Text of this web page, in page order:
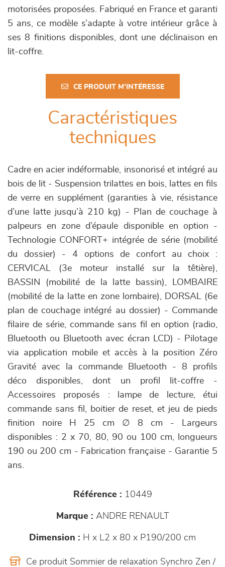
motorisées proposées. Fabriqué en France et garanti
5 ans, ce modèle s’adapte à votre intérieur grâce à
ses 8 finitions disponibles, dont une déclinaison en
lit-coffre.
CE PRODUIT M'INTÉRESSE
Caractéristiques
techniques
Cadre en acier indéformable, insonorisé et intégré au
bois de lit - Suspension trilattes en bois, lattes en fils
de verre en supplément (garanties à vie, résistance
d’une latte jusqu’à 210 kg) - Plan de couchage à
palpeurs en zone d’épaule disponible en option -
Technologie CONFORT+ intégrée de série (mobilité
du dossier) - 4 options de confort au choix :
CERVICAL (3e moteur installé sur la têtière),
BASSIN (mobilité de la latte bassin), LOMBAIRE
(mobilité de la latte en zone lombaire), DORSAL (6e
plan de couchage intégré au dossier) - Commande
filaire de série, commande sans fil en option (radio,
Bluetooth ou Bluetooth avec écran LCD) - Pilotage
via application mobile et accès à la position Zéro
Gravité avec la commande Bluetooth - 8 profils
déco disponibles, dont un profil lit-coffre -
Accessoires proposés : lampe de lecture, étui
commande sans fil, boitier de reset, et jeu de pieds
finition noire H 25 cm ∅ 8 cm - Largeurs
disponibles : 2 x 70, 80, 90 ou 100 cm, longueurs
190 ou 200 cm - Fabrication française - Garantie 5
ans.
Référence : 10449
Marque : ANDRE RENAULT
Dimension : H x L2 x 80 x P190/200 cm
Ce produit Sommier de relaxation Synchro Zen /